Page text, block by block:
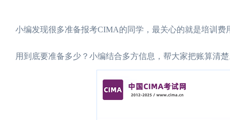
小编发现很多准备报考CIMA的同学，最关心的就是培训
用到底要准备多少？小编结合多方信息，帮大家把账算清